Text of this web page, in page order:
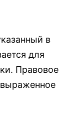
в
для
Правовое